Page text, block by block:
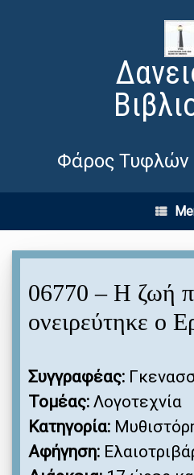
Φάρος Τυφλών
06770 – Η ζωή
ονειρεύτηκε ο
Συγγραφέας:
Τομέας: Λογοτεχνία
Κατηγορία:
Αφήγηση: